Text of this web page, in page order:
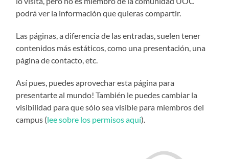
podrá ver la información que quieras compartir.
Las páginas, a diferencia de las entradas, suelen tener
contenidos más estáticos, como una presentación, una
página de contacto, etc.
Así pues, puedes aprovechar esta página para
presentarte al mundo! También le puedes cambiar la
visibilidad para que sólo sea visible para miembros del
campus (lee sobre los permisos aquí).